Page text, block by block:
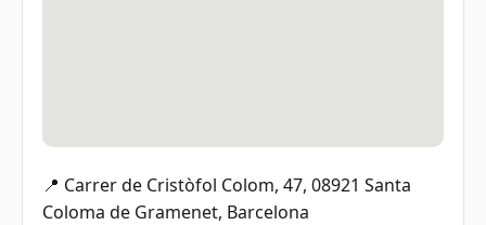
📍 Carrer de Cristòfol Colom, 47, 08921 Santa
Coloma de Gramenet, Barcelona